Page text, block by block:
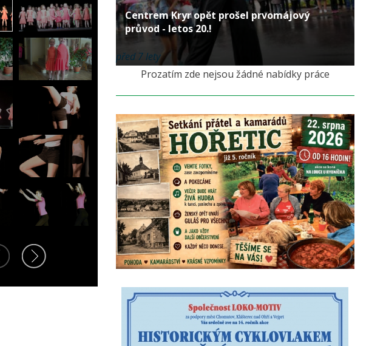
Centrem Kryr opět prošel prvomájový
průvod - letos 20.!
před 7 lety
Prozatím zde nejsou žádné nabídky práce